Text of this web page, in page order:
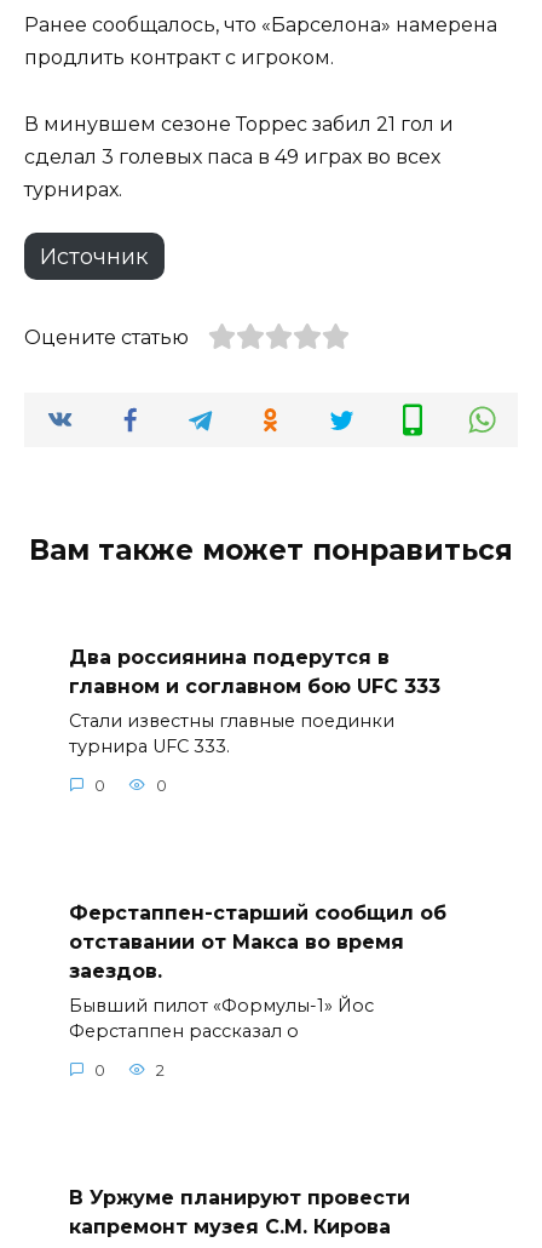
Ранее сообщалось, что «Барселона» намерена
продлить контракт с игроком.
В минувшем сезоне Торрес забил 21 гол и
сделал 3 голевых паса в 49 играх во всех
турнирах.
Источник
Оцените статью
Вам также может понравиться
Два россиянина подерутся в
главном и соглавном бою UFC 333
Стали известны главные поединки
турнира UFC 333.
0 0
Ферстаппен-старший сообщил об
отставании от Макса во время
заездов.
Бывший пилот «Формулы-1» Йос
Ферстаппен рассказал о
0 2
В Уржуме планируют провести
капремонт музея С.М. Кирова